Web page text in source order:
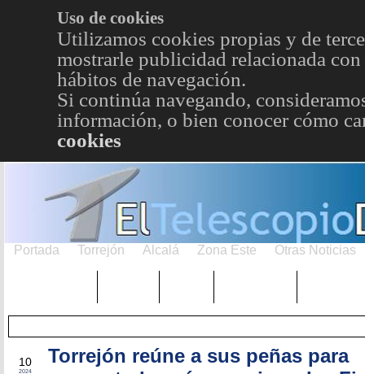
Uso de cookies
Utilizamos cookies propias y de
mostrarle publicidad relacionada
hábitos de navegación.
Si continúa navegando,
información, o bien conocer cómo
cookies
Portada Torrejón Alcalá Zona Este Otras Noticias
10
2024
Torrejón reúne a sus peñas para